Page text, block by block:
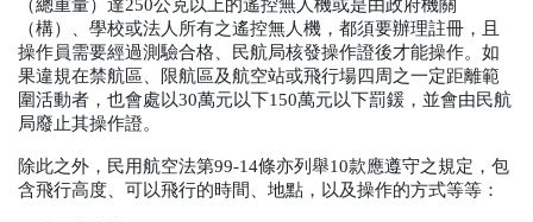
（總重量）達250公克以上的遙控無人機或是由政府機關
（構）、學校或法人所有之遙控無人機，都須要辦理註冊，且
操作員需要經過測驗合格、民航局核發操作證後才能操作。如
果違規在禁航區、限航區及航空站或飛行場四周之一定距離範
圍活動者，也會處以30萬元以下150萬元以下罰鍰，並會由民航
局廢止其操作證。
除此之外，民用航空法第99-14條亦列舉10款應遵守之規定，包
含飛行高度、可以飛行的時間、地點，以及操作的方式等等：